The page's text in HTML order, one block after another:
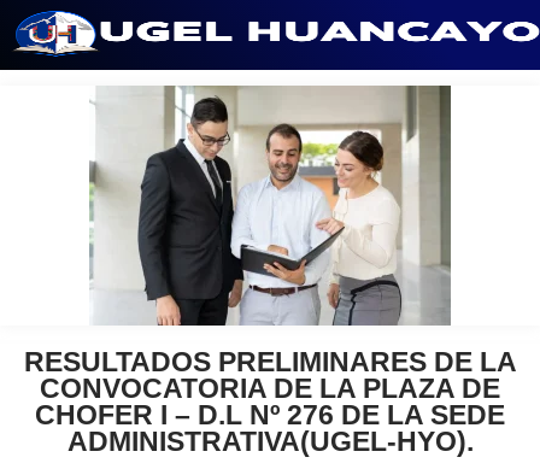
RESULTADOS PRELIMINARES DE LA
CONVOCATORIA DE LA PLAZA DE
CHOFER I – D.L Nº 276 DE LA SEDE
ADMINISTRATIVA(UGEL-HYO).